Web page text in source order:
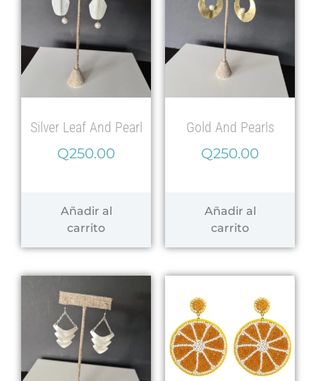
Silver Leaf And Pearl
Q250.00
Añadir al
carrito
Gold And Pearls
Q250.00
Añadir al
carrito